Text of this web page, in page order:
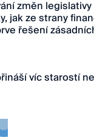
změn
jak ze strany
řešení
víc starostí